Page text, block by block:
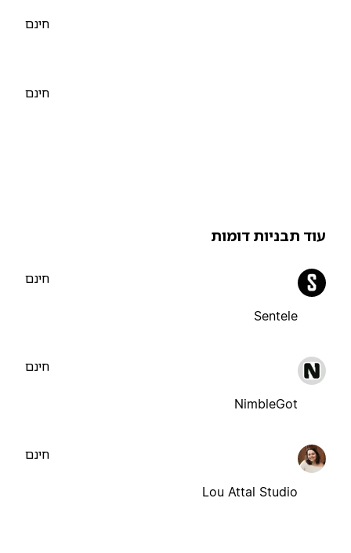
תבניות דומות
Sentele
NimbleGot
Lou Attal Studio